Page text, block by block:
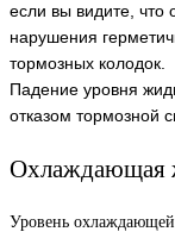
если вы видите, что
нарушения
тормозных колодок.
Падение уровня
отказом тормозной
Охлаждающая
Уровень